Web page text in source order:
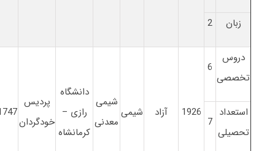
زبان 2
دروس
تخصصی
6
1926 آزاد شیمی
شیمی
معدنی
دانشگاه
رازی –
کرمانشاه
پردیس
خودگردان
استعداد
تحصیلی
7